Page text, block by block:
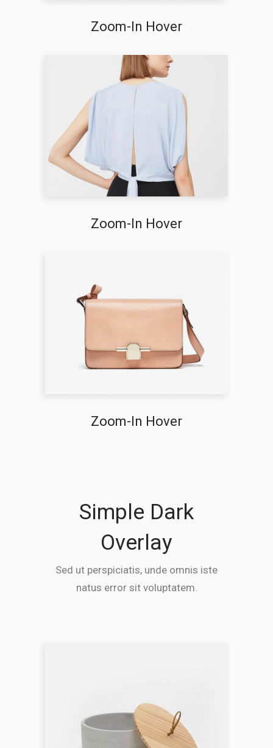
Zoom-In Hover
Zoom-In Hover
Zoom-In Hover
Simple Dark
Overlay
Sed ut perspiciatis, unde omnis iste
natus error sit voluptatem.